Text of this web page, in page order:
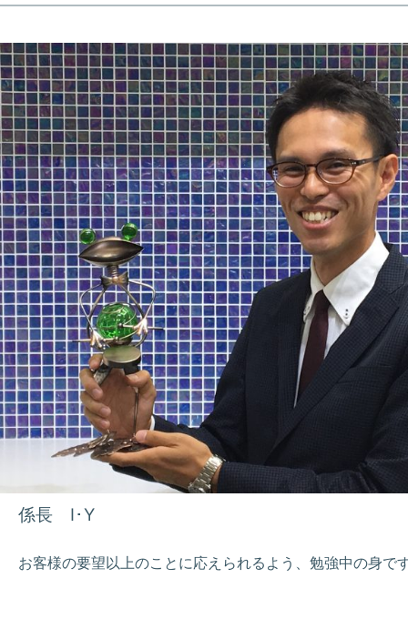
係長 I･Y
お客様の要望以上のことに応えられるよう、勉強中の身